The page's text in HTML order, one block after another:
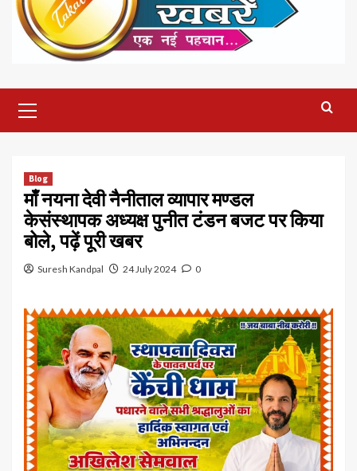
Menu
Blog
माँ नयना देवी नैनीताल व्यापार मण्डल
केसंस्थापक अध्यक्ष पुनीत टंडन बजट पर किया
बोले, पढ़ें पूरी खबर
Suresh Kandpal 24 July 2024 0